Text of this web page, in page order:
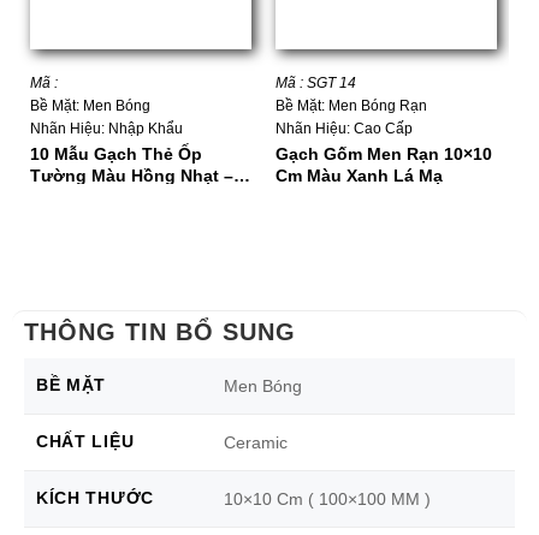
Mã :
Bề Mặt: Men Bóng
Nhãn Hiệu: Nhập Khẩu
10 Mẫu Gạch Thẻ Ốp
Tường Màu Hồng Nhạt –
Mã : SGT 14
Bề Mặt: Men Bóng Rạn
Nhãn Hiệu: Cao Cấp
Gạch Gốm Men Rạn 10×10
Cm Màu Xanh Lá Mạ
THÔNG TIN BỔ SUNG
BỀ MẶT Men Bóng
CHẤT LIỆU Ceramic
KÍCH THƯỚC 10×10 Cm ( 100×100 MM )